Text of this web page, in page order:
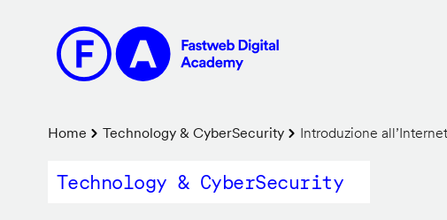
contenuto
principale
Briciole
di
Home Technology & CyberSecurity Introduzione
Technology & CyberSecurity